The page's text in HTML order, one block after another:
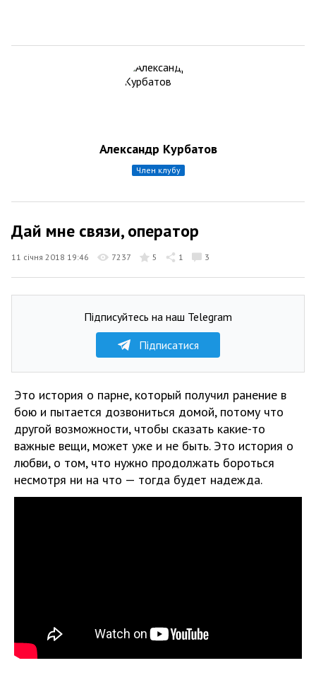
Александр Курбатов
член клубу
Дай мне связи, оператор
11 січня 2018 19:46 7237 5 1 3
Підписуйтесь на наш Telegram
Підписатися
Это история о парне, который получил ранение в
бою и пытается дозвониться домой, потому что
другой возможности, чтобы сказать какие-то
важные вещи, может уже и не быть. Это история о
любви, о том, что нужно продолжать бороться
несмотря ни на что — тогда будет надежда.